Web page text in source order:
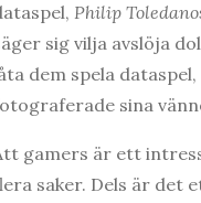
Philip
sig vilja avslöja
dem spela
sina
gamers är ett
saker. Dels är det